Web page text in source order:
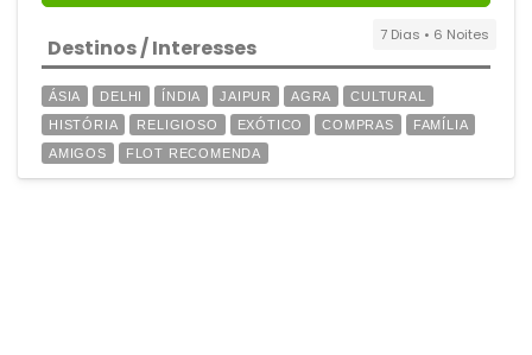
7 Dias • 6 Noites
Destinos / Interesses
ÁSIA DELHI ÍNDIA JAIPUR AGRA
CULTURAL
HISTÓRIA
RELIGIOSO EXÓTICO COMPRAS
FAMÍLIA
AMIGOS
FLOT RECOMENDA